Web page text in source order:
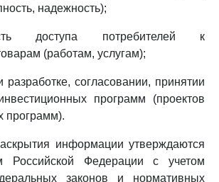
надежность);
доступа потребителей к
(работам, услугам);
разработке, согласовании, принятии
программ (проектов
программ).
информации утверждаются
Российской Федерации с учетом
законов и нормативных